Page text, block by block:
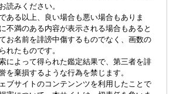
読みください。
ある以上、良い場合も悪い場合もありま
不満のある内容が表示される場合もあると
お名前を誹謗中傷するものでなく、画数の
れたものです。
によって得られた鑑定結果で、第三者を誹
を棄損するような行為を禁じます。
ブサイトのコンテンンツを利用したことで